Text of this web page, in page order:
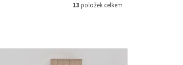
13 položek celkem